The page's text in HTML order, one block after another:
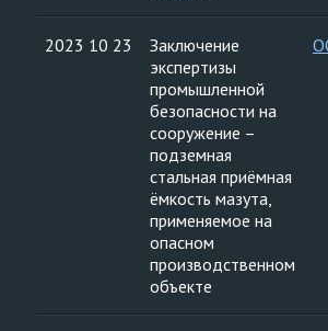
2023 10 23
Заключение
экспертизы
промышленной
безопасности на
сооружение –
подземная
стальная приёмная
ёмкость мазута,
применяемое на
опасном
производственном
объекте